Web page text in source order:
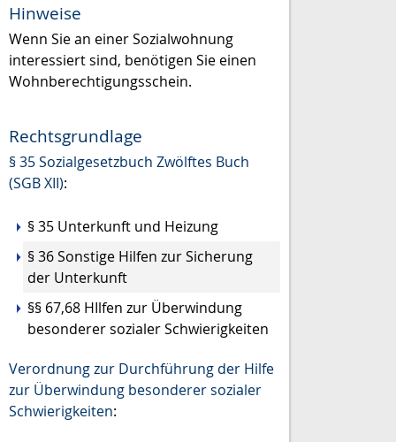
Hinweise
Wenn Sie an einer Sozialwohnung
interessiert sind, benötigen Sie einen
Wohnberechtigungsschein.
Rechtsgrundlage
§ 35 Sozialgesetzbuch Zwölftes Buch
(SGB XII):
§ 35 Unterkunft und Heizung
§ 36 Sonstige Hilfen zur Sicherung
der Unterkunft
§§ 67,68 HIlfen zur Überwindung
besonderer sozialer Schwierigkeiten
Verordnung zur Durchführung der Hilfe
zur Überwindung besonderer sozialer
Schwierigkeiten: